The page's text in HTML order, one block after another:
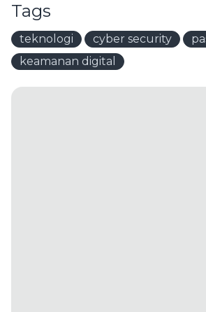
Tags
teknologi cyber security
keamanan digital